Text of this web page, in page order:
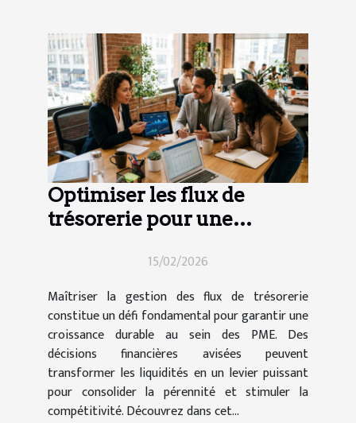
Optimiser les flux de
trésorerie pour une
15/02/2026
Maîtriser la gestion des flux de trésorerie
constitue un défi fondamental pour garantir une
croissance durable au sein des PME. Des
décisions financières avisées peuvent
transformer les liquidités en un levier puissant
pour consolider la pérennité et stimuler la
compétitivité. Découvrez dans cet...